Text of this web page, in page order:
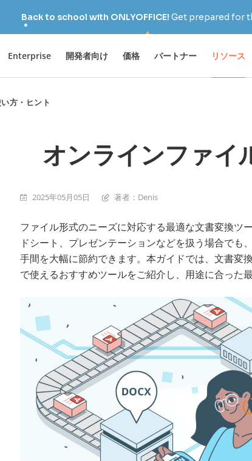
Back to school with ONLYOFFICE! Get prepared for
Enterprise 開発者向け 価格 パートナー リソース
方・ヒント
オンラインファイ
2025年05月05日 著者：Denis
ファイル形式のニーズに対応する最適な文書変換ツ
ドシート、プレゼンテーションなどを扱う場合でも
手間を大幅に節約できます。本ガイドでは、文書変
で使えるおすすめツールをご紹介し、用途に合った